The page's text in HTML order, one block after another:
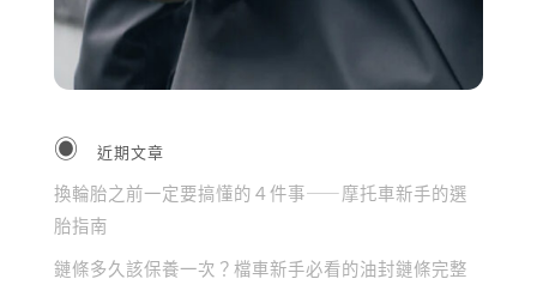
近期文章
換輪胎之前一定要搞懂的４件事——摩托車新手的選
胎指南
鏈條多久該保養一次？檔車新手必看的油封鏈條完整